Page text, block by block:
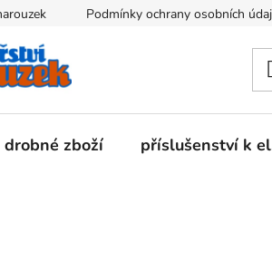
Podmínky ochrany osobních
drobné zboží příslušenství k